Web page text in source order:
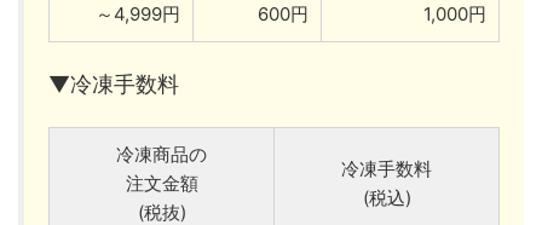
～4,999円 600円 1,000円
▼冷凍手数料
冷凍商品の
注文金額
(税抜)
冷凍手数料
(税込)